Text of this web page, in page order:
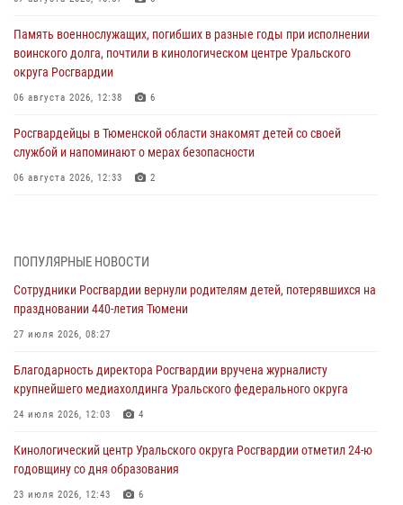
Память военнослужащих, погибших в разные годы при исполнении
воинского долга, почтили в кинологическом центре Уральского
округа Росгвардии
06 августа 2026, 12:38 6
Росгвардейцы в Тюменской области знакомят детей со своей
службой и напоминают о мерах безопасности
06 августа 2026, 12:33 2
06 августа 2026, 04:41 3
Росгвардейцы в Тюменской области почтили память генерала
армии Ивана Кирилловича Яковлева
05 августа 2026, 11:03
В Тюмени офицер Росгвардии в радиоэфире напомнил гражданам о
мерах безопасного владения оружием
05 августа 2026, 09:56
Военнослужащие Росгвардии сбили дрон-разведчик ВСУ на южном
направлении
05 августа 2026, 05:35
ПОПУЛЯРНЫЕ НОВОСТИ
Сотрудники Росгвардии вернули родителям детей, потерявшихся на
праздновании 440-летия Тюмени
27 июля 2026, 08:27
Благодарность директора Росгвардии вручена журналисту
крупнейшего медиахолдинга Уральского федерального округа
24 июля 2026, 12:03 4
Кинологический центр Уральского округа Росгвардии отметил 24-ю
годовщину со дня образования
23 июля 2026, 12:43 6